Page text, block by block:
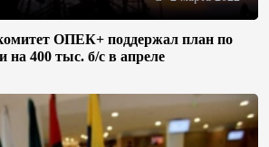
ОПЕК+ поддержал план по
на 400 тыс. б/с в апреле